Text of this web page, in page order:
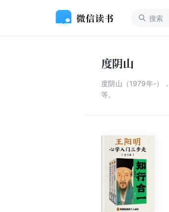
度阴山
度阴山（1979年-）
等。